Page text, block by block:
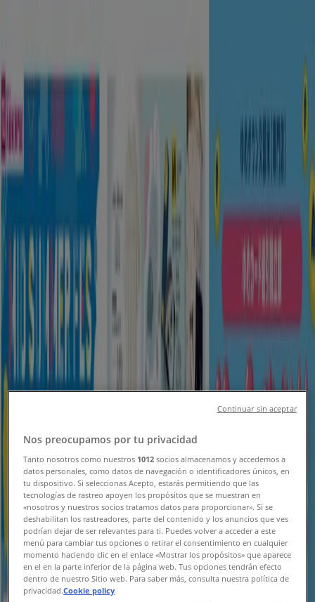
あなたはここにいる：
鹿児島市
Featured ファッション
ホームセンター&
ペット
レストラン
カラオケ & エンター
テイメント
スポーツ
鹿児島市 のトップカタログ
コスモス
鹿児島市
新規
コスモス
曲野店 営業再開のご案内
8/9 日まで有効鹿児島市
新規
Nos preocupamos por tu privacidad
Tanto nosotros como nuestros 1012 socios almacenamos y accedemos a
datos personales, como datos de navegación o identificadores únicos, en
tu dispositivo. Si seleccionas Acepto, estarás permitiendo que las
tecnologías de rastreo apoyen los propósitos que se muestran en
«nosotros y nuestros socios tratamos datos para proporcionar». Si se
deshabilitan los rastreadores, parte del contenido y los anuncios que ves
podrían dejar de ser relevantes para ti. Puedes volver a acceder a este
menú para cambiar tus opciones o retirar el consentimiento en cualquier
momento haciendo clic en el enlace «Mostrar los propósitos» que aparece
en el en la parte inferior de la página web. Tus opciones tendrán efecto
dentro de nuestro Sitio web. Para saber más, consulta nuestra política de
privacidad.Cookie policy
Continuar sin aceptar